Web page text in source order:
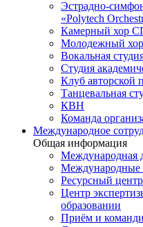
Эстрадно-
«Polytech
Камерный хор
Молодежный
Вокальная
Студия
Клуб авторской
Танцевальная
КВН
Команда
Международное
Общая информация
Международная
Международные
Ресурсный
Центр
образовании
Приём и